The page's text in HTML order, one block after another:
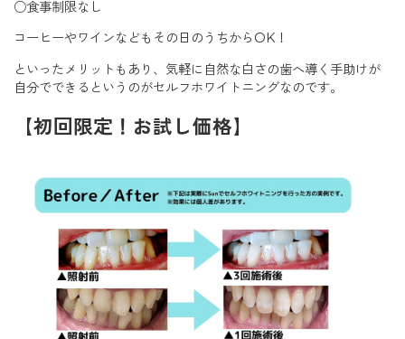
○食事制限なし
コーヒーやワインなどもその日のうちからOK！
といったメリットもあり、気軽に自然な白さの歯へ導く手助けが
自分でできるというのがセルフホワイトニングなのです。
【初回限定！お試し価格】